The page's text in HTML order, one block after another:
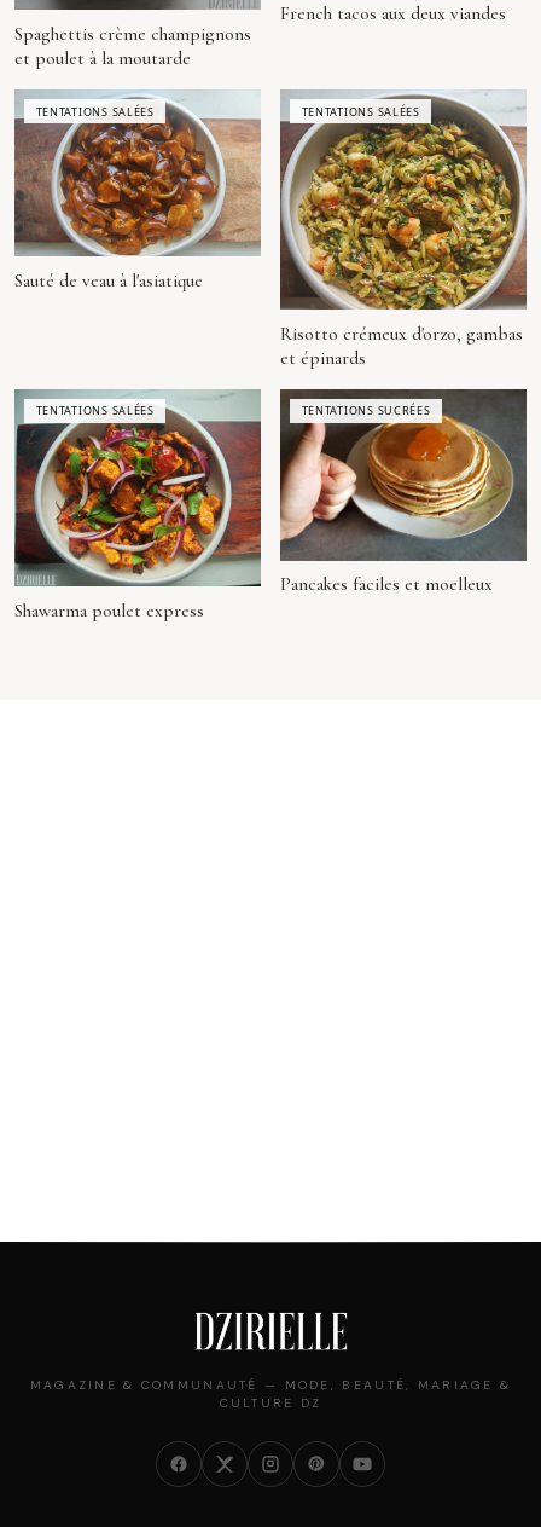
Spaghettis crème champignons
et poulet à la moutarde
French tacos aux deux viandes
TENTATIONS SALÉES
Sauté de veau à l'asiatique
TENTATIONS SALÉES
Risotto crémeux d'orzo, gambas
et épinards
TENTATIONS SALÉES
Shawarma poulet express
TENTATIONS SUCRÉES
Pancakes faciles et moelleux
MAGAZINE & COMMUNAUTÉ — MODE, BEAUTÉ, MARIAGE &
CULTURE DZ